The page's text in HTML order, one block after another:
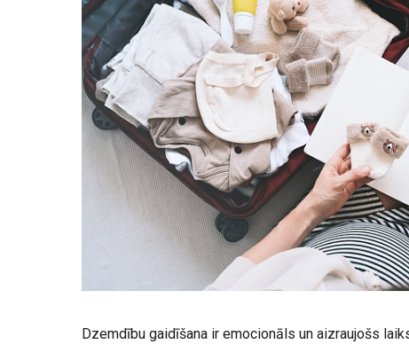
Dzemdību gaidīšana ir emocionāls un aizraujošs